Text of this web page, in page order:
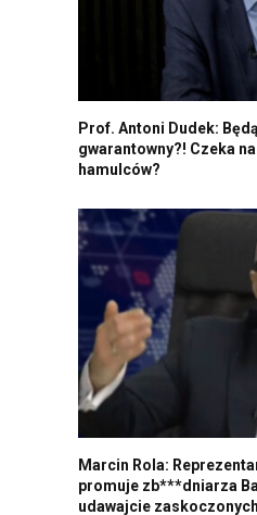
Prof. Antoni Dudek:
gwarantowny?! Czeka
hamulców?
Marcin Rola:
promuje zb***dniarza
udawajcie